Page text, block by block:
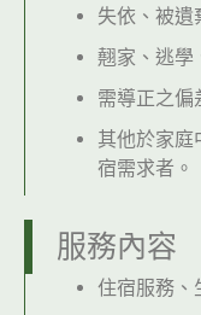
失依、被遺
翹家、逃學
需導正之偏
其他於家庭
宿需求者。
服務內容
住宿服務、